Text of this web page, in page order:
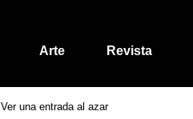
Arte Revista
Ver una entrada al azar